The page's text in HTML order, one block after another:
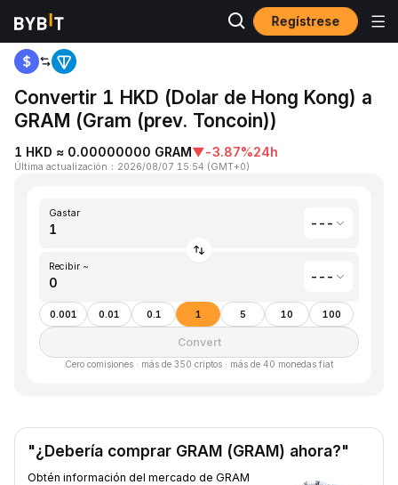
Regístrese
Inicio Dolar de Hong Kong(HKD) to Gram (prev. Toncoin)(GRAM)
Convertir 1 HKD (Dolar de Hong Kong) a
GRAM (Gram (prev. Toncoin))
1 HKD ≈ 0.00000000 GRAM▼-3.87%24h
Última actualización ： 2026/08/07 15:54 (GMT+0)
Gastar
---
Recibir ~
---
0.001 0.01 0.1 1 5 10 100
Convert
Cero comisiones · más de 350 criptos · más de 40 monedas fiat
"¿Debería comprar GRAM (GRAM) ahora?"
Obtén información del mercado de GRAM